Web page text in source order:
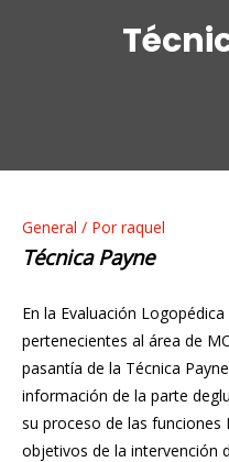
General / Porraquel
Técnica Payne
En la Evaluación
pertenecientes al área de
pasantía de la Técnica
información de la parte
su proceso de las
objetivos de la intervención